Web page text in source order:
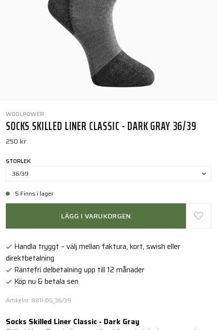
WOOLPOWER
SOCKS SKILLED LINER CLASSIC - DARK GRAY 36/39
250 kr
STORLEK
36/39
5 Finns i lager
LÄGG I VARUKORGEN
Handla tryggt – välj mellan faktura, kort, swish eller
direktbetalning
Räntefri delbetalning upp till 12 månader
Köp nu & betala sen
Artikelnr: 8811-DG_36/39
Socks Skilled Liner Classic - Dark Gray